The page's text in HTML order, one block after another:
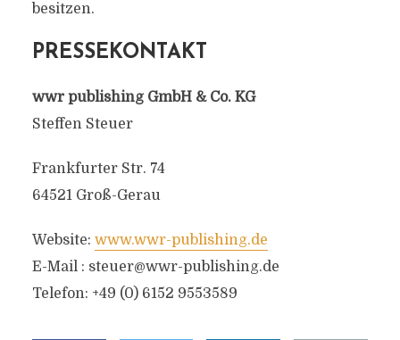
besitzen.
PRESSEKONTAKT
wwr publishing GmbH & Co. KG
Steffen Steuer
Frankfurter Str. 74
64521 Groß-Gerau
Website: www.wwr-publishing.de
E-Mail : steuer@wwr-publishing.de
Telefon: +49 (0) 6152 9553589